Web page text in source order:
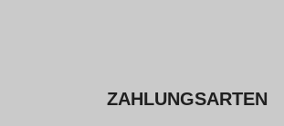
ZAHLUNGSARTEN